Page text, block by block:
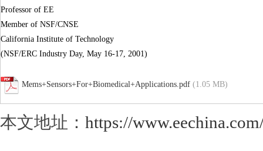
Professor of EE
Member of NSF/CNSE
California Institute of Technology
(NSF/ERC Industry Day, May 16-17, 2001)
Mems+Sensors+For+Biomedical+Applications.pdf (1.05 MB)
本文地址： https://